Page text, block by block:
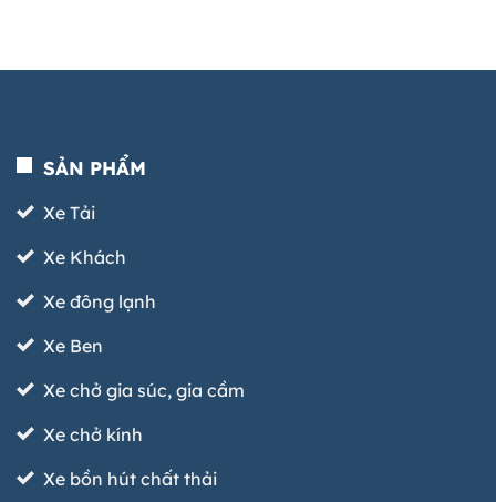
SẢN PHẨM
Xe Tải
Xe Khách
Xe đông lạnh
Xe Ben
Xe chở gia súc, gia cầm
Xe chở kính
Xe bồn hút chất thải